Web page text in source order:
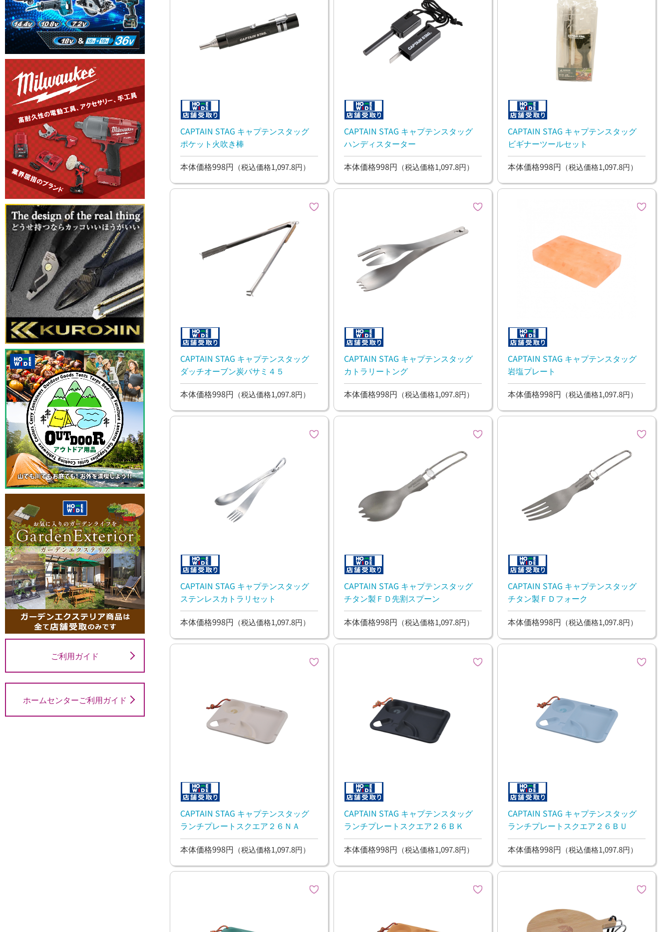
ご利用ガイド
ホームセンターご利用ガイド
CAPTAIN STAG キャプテンスタッグ
ポケット火吹き棒
本体価格998円 （税込価格1,097.8円）
CAPTAIN STAG キャプテンスタッグ
ハンディスターター
本体価格998円 （税込価格1,097.8円）
CAPTAIN STAG キャプテンスタッグ
ビギナーツールセット
本体価格998円 （税込価格1,097.8円）
CAPTAIN STAG キャプテンスタッグ
ダッチオーブン炭バサミ４５
本体価格998円 （税込価格1,097.8円）
CAPTAIN STAG キャプテンスタッグ
カトラリートング
本体価格998円 （税込価格1,097.8円）
CAPTAIN STAG キャプテンスタッグ
岩塩プレート
本体価格998円 （税込価格1,097.8円）
CAPTAIN STAG キャプテンスタッグ
ステンレスカトラリセット
本体価格998円 （税込価格1,097.8円）
CAPTAIN STAG キャプテンスタッグ
チタン製ＦＤ先割スプーン
本体価格998円 （税込価格1,097.8円）
CAPTAIN STAG キャプテンスタッグ
チタン製ＦＤフォーク
本体価格998円 （税込価格1,097.8円）
CAPTAIN STAG キャプテンスタッグ
ランチプレートスクエア２６ＮＡ
本体価格998円 （税込価格1,097.8円）
CAPTAIN STAG キャプテンスタッグ
ランチプレートスクエア２６ＢＫ
本体価格998円 （税込価格1,097.8円）
CAPTAIN STAG キャプテンスタッグ
ランチプレートスクエア２６ＢＵ
本体価格998円 （税込価格1,097.8円）